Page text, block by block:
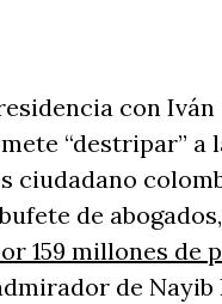
con Iván
“destripar” a
ciudadano
de abogados,
159 millones de
de Nayib